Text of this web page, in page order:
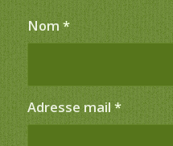
Nom *
Adresse mail *